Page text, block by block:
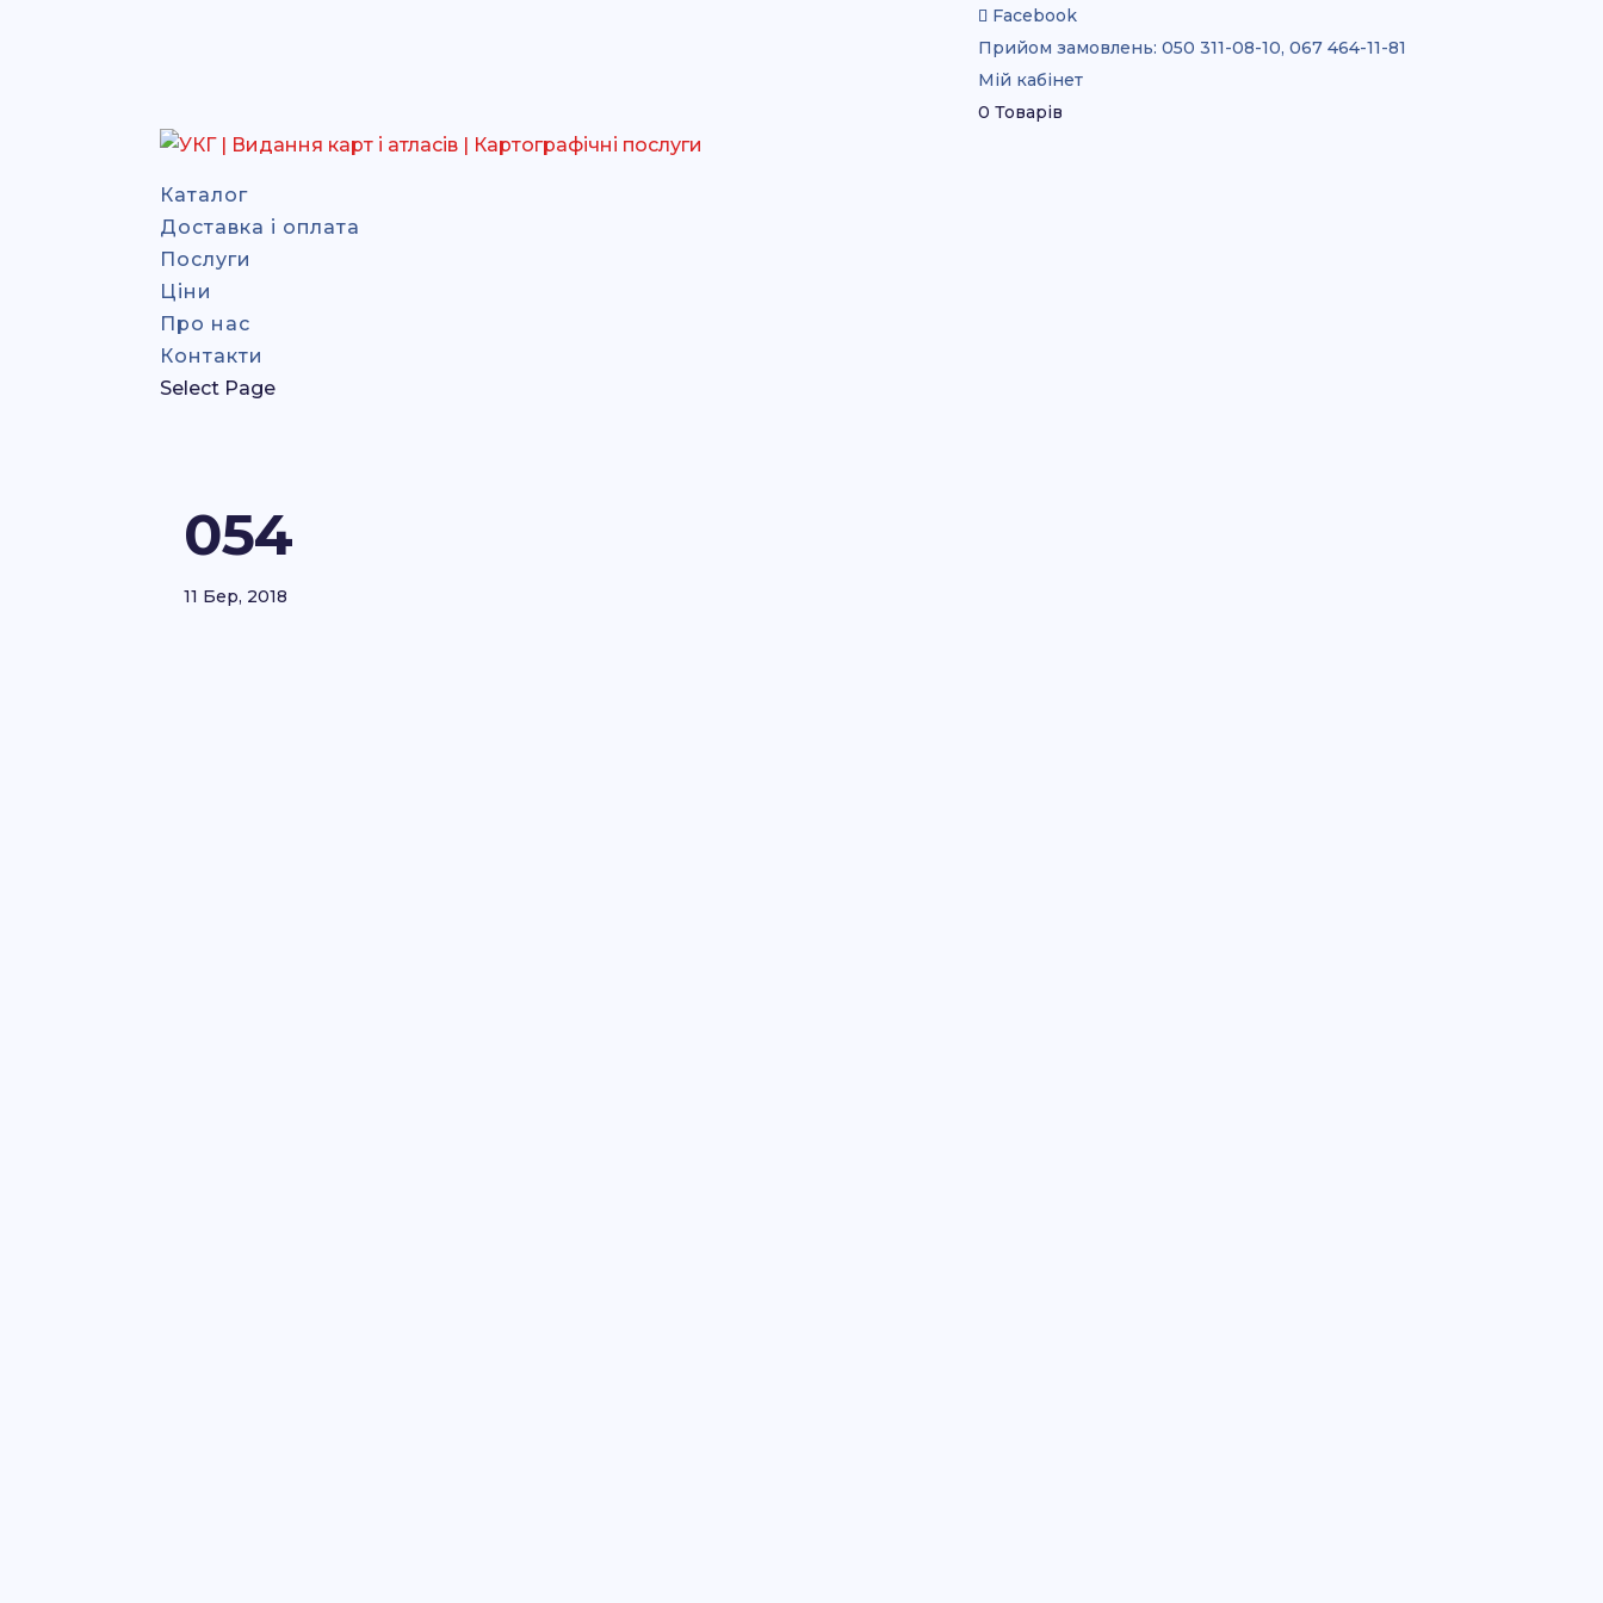
Facebook
Прийом замовлень: 050 311-08-10, 067 464-11-81
Мій кабінет
0 Товарів
Каталог
Доставка і оплата
Послуги
Ціни
Про нас
Контакти
Select Page
054
11 Бер, 2018